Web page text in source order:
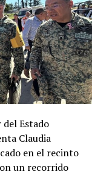
Estado
Claudia
en el recinto
un recorrido